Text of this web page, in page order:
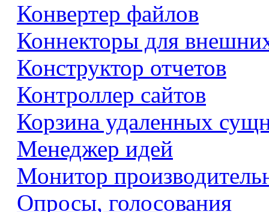
Конвертер файлов
Коннекторы для
Конструктор отчетов
Контроллер сайтов
Корзина удаленных
Менеджер идей
Монитор
Опросы, голосования